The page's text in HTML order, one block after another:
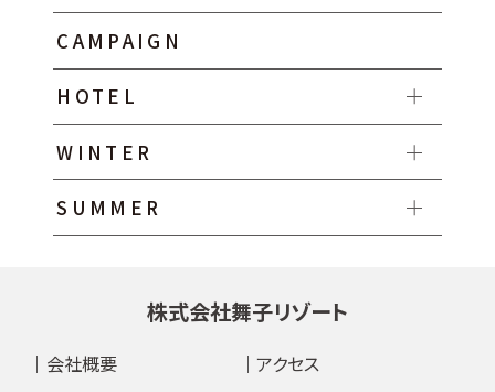
CAMPAIGN
HOTEL
WINTER
SUMMER
株式会社舞子リゾート
会社概要
アクセス